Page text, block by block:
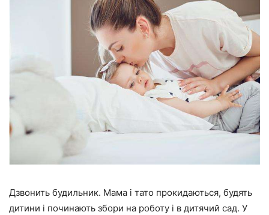
Дзвонить будильник. Мама і тато прокидаються, будять
дитини і починають збори на роботу і в дитячий сад. У